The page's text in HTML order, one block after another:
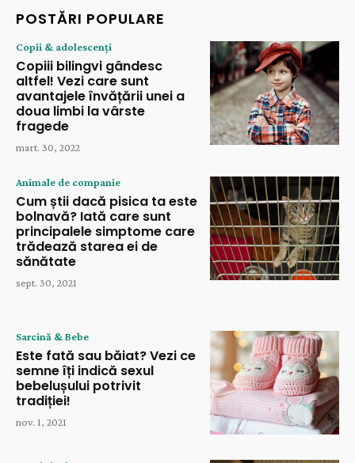
POSTĂRI POPULARE
Copii & adolescenți
Copiii bilingvi gândesc
altfel! Vezi care sunt
avantajele învățării unei a
doua limbi la vârste
fragede
mart. 30, 2022
Animale de companie
Cum știi dacă pisica ta este
bolnavă? Iată care sunt
principalele simptome care
trădează starea ei de
sănătate
sept. 30, 2021
Sarcină & Bebe
Este fată sau băiat? Vezi ce
semne îți indică sexul
bebelușului potrivit
tradiției!
nov. 1, 2021